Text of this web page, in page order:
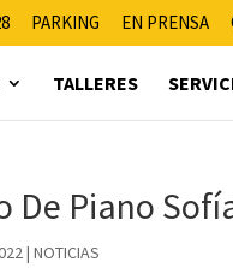
PARKING EN PRENSA
TALLERES
De Piano
| NOTICIAS